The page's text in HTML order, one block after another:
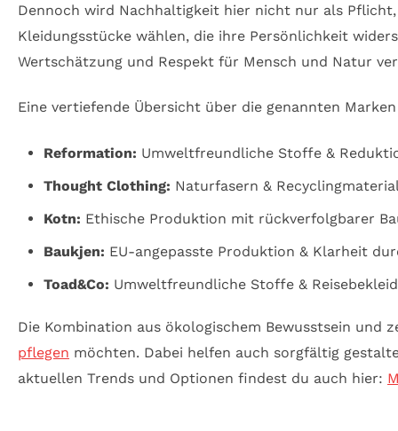
Dennoch wird Nachhaltigkeit hier nicht nur als
Kleidungsstücke wählen, die ihre Persönlichkeit
Wertschätzung und Respekt für Mensch und Natur
Eine vertiefende Übersicht über die genannten
Reformation: Umweltfreundliche Stoffe &
Thought Clothing: Naturfasern &
Kotn: Ethische Produktion mit rückverfolgbarer
Baukjen: EU-angepasste Produktion & Klarheit
Toad&Co: Umweltfreundliche Stoffe &
Die Kombination aus ökologischem Bewusstsein und
pflegen möchten. Dabei helfen auch sorgfältig
aktuellen Trends und Optionen findest du auch hier: